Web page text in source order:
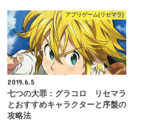
アプリゲーム(リセマラ)
2019.6.5
七つの大罪：グラコロ リセマラ
とおすすめキャラクターと序盤の
攻略法